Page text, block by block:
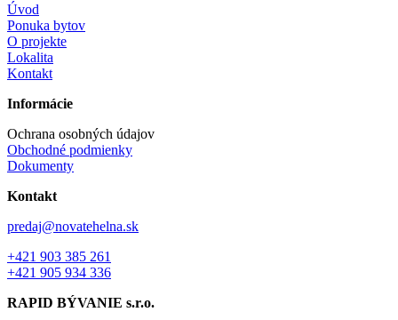
Úvod
Ponuka bytov
O projekte
Lokalita
Kontakt
Informácie
Ochrana osobných údajov
Obchodné podmienky
Dokumenty
Kontakt
predaj@novatehelna.sk
+421 903 385 261
+421 905 934 336
RAPID BÝVANIE s.r.o.